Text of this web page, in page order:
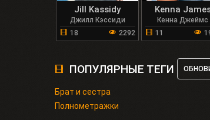
Jill Kassidy
Джилл Кэссиди
18
2292
Kenna
Кенна Джеймс
11
ПОПУЛЯРНЫЕ ТЕГИ
Брат и сестра
Полнометражки